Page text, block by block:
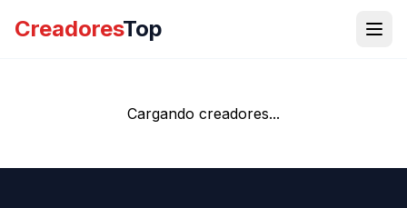
CreadoresTop
Cargando creadores...